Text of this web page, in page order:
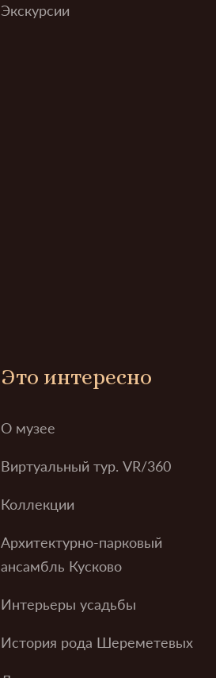
Экскурсии
Это интересно
О музее
Виртуальный тур. VR/360
Коллекции
Архитектурно-парковый
ансамбль Кусково
Интерьеры усадьбы
История рода Шереметевых